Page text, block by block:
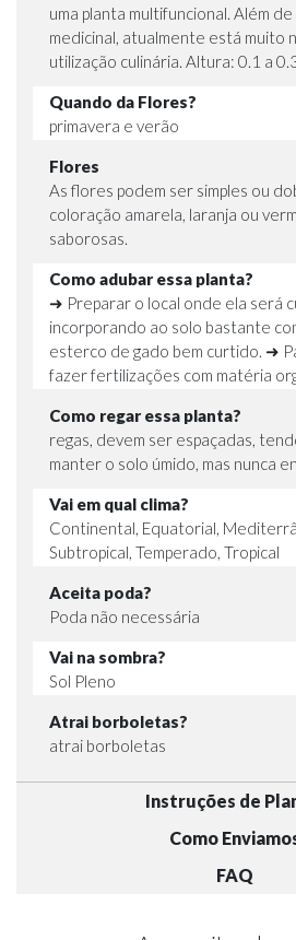
uma planta multifuncional. Além
medicinal, atualmente está muito
utilização culinária. Altura: 0.1 a
Quando da Flores?
primavera e verão
Flores
As flores podem ser simples ou
coloração amarela, laranja ou
saborosas.
Como adubar essa planta?
➜ Preparar o local onde ela será
incorporando ao solo bastante
esterco de gado bem curtido. ➜
fazer fertilizações com matéria
Como regar essa planta?
regas, devem ser espaçadas,
manter o solo úmido, mas nunca
Vai em qual clima?
Continental, Equatorial,
Subtropical, Temperado, Tropical
Aceita poda?
Poda não necessária
Vai na sombra?
Sol Pleno
Atrai borboletas?
atrai borboletas
Instruções de
Como
FAQ